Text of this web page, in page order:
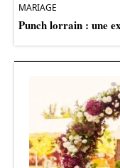
MARIAGE
Punch lorrain : une